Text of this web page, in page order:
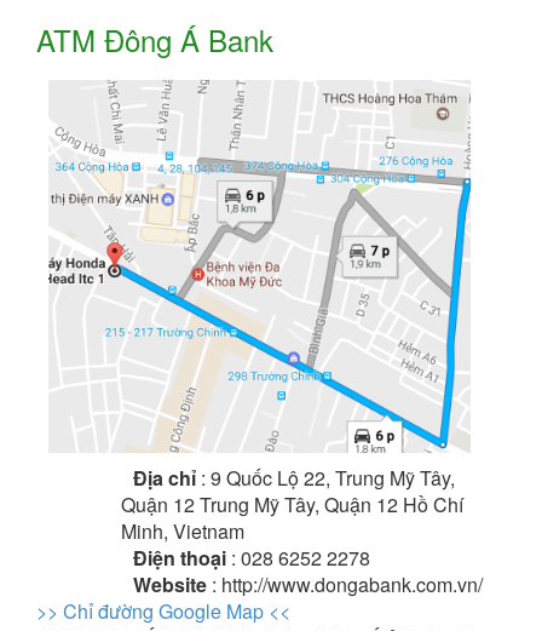
ATM Đông Á Bank
Địa chỉ : 9 Quốc Lộ 22, Trung Mỹ Tây,
Quận 12 Trung Mỹ Tây, Quận 12 Hồ Chí
Minh, Vietnam
Điện thoại : 028 6252 2278
Website : http://www.dongabank.com.vn/
>> Chỉ đường Google Map <<